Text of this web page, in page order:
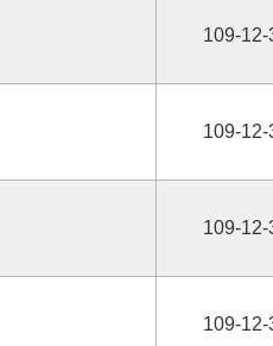
109-12-
109-12-
109-12-
109-12-